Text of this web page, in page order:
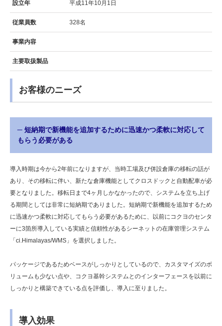
設立年 平成11年10月1日
従業員数 328名
事業内容
主要取扱製品
お客様のニーズ
─ 短納期で新機能を追加するために迅速かつ柔軟に対応して
もらう必要がある
導入時期は今から2年前になりますが、当時工場及び併設倉庫の移転の話が
あり、その移転に伴い、新たな倉庫機能としてクロスドックと自動配車が必
要となりました。移転日まで4ヶ月しかなかったので、システムを立ち上げ
る期間としては非常に短納期でありました。短納期で新機能を追加するため
に迅速かつ柔軟に対応してもらう必要があるために、以前にコクヨのセンタ
ーに3箇所導入している実績と信頼性があるシーネットの在庫管理システム
「ci.Himalayas/WMS」を選択しました。
パッケージであるためベースがしっかりとしているので、カスタマイズのボ
リュームも少ない点や、コクヨ基幹システムとのインターフェースを以前に
しっかりと構築できている点を評価し、導入に至りました。
導入効果